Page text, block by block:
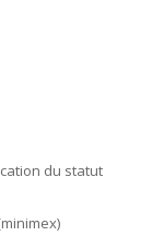
du statut